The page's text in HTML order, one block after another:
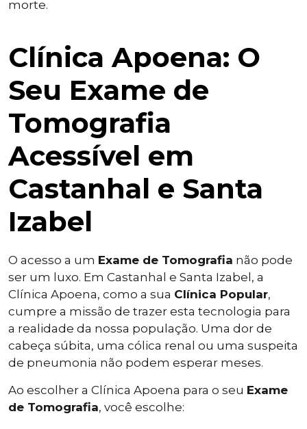
morte.
Clínica Apoena: O
Seu Exame de
Tomografia
Acessível em
Castanhal e Santa
Izabel
O acesso a um Exame de Tomografia não pode
ser um luxo. Em Castanhal e Santa Izabel, a
Clínica Apoena, como a sua Clínica Popular,
cumpre a missão de trazer esta tecnologia para
a realidade da nossa população. Uma dor de
cabeça súbita, uma cólica renal ou uma suspeita
de pneumonia não podem esperar meses.
Ao escolher a Clínica Apoena para o seu Exame
de Tomografia, você escolhe: